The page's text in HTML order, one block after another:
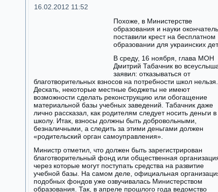
16.02.2012 11:52
Похоже, в Министерстве
образования и науки
поставили крест на бесплатном
образовании для украинских
В среду, 16 ноября, глава МОН
Дмитрий Табачник во
заявил: отказываться от
благотворительных взносов на потребности школ нельзя.
Дескать, некоторые местные бюджеты не имеют
возможности сделать реконструкцию или обогащение
материальной базы учебных заведений. Табачник даже
лично рассказал, как родителям следует носить деньги в
школу. Итак, взносы должны быть добровольными,
безналичными, а следить за этими деньгами должен
«родительский орган самоуправления».
Министр отметил, что должен быть зарегистрирован
благотворительный фонд или общественная
через которые могут поступать средства на развитие
учебной базы. На самом деле, официальная
подобных фондов уже озвучивалась Министерством
образования. Так, в апреле прошлого года ведомство